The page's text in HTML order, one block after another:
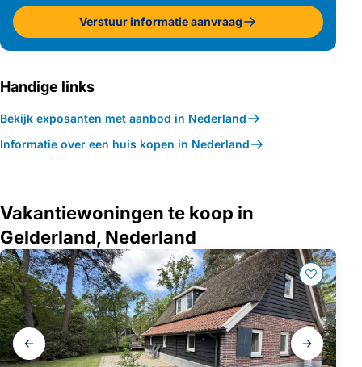
Verstuur informatie aanvraag
Handige links
Bekijk exposanten met aanbod in Nederland
Informatie over een huis kopen in Nederland
Vakantiewoningen te koop in
Gelderland, Nederland
Galerij
navigatie